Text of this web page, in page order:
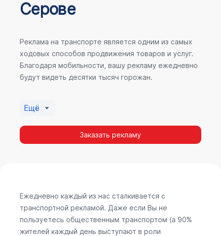
Серове
Реклама на транспорте является одним из самых
ходовых способов продвижения товаров и услуг.
Благодаря мобильности, вашу рекламу ежедневно
будут видеть десятки тысяч горожан.
Ещё
Заказать рекламу
Ежедневно каждый из нас сталкивается с
транспортной рекламой. Даже если Вы не
пользуетесь общественным транспортом (а 90%
жителей каждый день выступают в роли